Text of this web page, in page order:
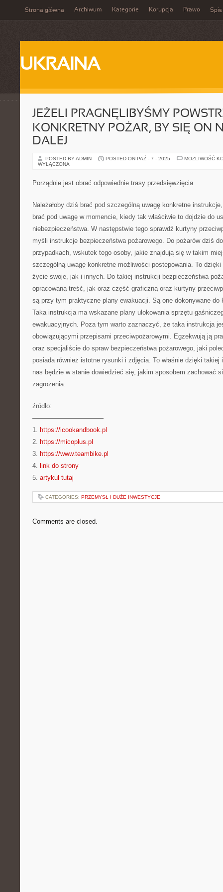
Strona główna Archiwum Kategorie Korupcja Prawo Spis
UKRAINA
JEŻELI PRAGNĘLIBYŚMY
KONKRETNY POŻAR, BY SIĘ ON
DALEJ
POSTED BY ADMIN POSTED ON PAŹ - 7 - 2025
MOŻLIWOŚĆ
WYŁĄCZONA
Porządnie jest obrać odpowiednie trasy przedsięwzięcia
Należałoby dziś brać pod szczególną uwagę konkretne
brać pod uwagę w momencie, kiedy tak właściwie to dojdzie do
niebezpieczeństwa. W następstwie tego sprawdź kurtyny
myśli instrukcje bezpieczeństwa pożarowego. Do pożarów dziś
przypadkach, wskutek tego osoby, jakie znajdują się w takim
szczególną uwagę konkretne możliwości postępowania. To
życie swoje, jak i innych. Do takiej instrukcji bezpieczeństwa
opracowaną treść, jak oraz część graficzną oraz kurtyny
są przy tym praktyczne plany ewakuacji. Są one dokonywane do
Taka instrukcja ma wskazane plany ulokowania sprzętu
ewakuacyjnych. Poza tym warto zaznaczyć, że taka instrukcja
obowiązującymi przepisami przeciwpożarowymi. Egzekwują ją
oraz specjaliście do spraw bezpieczeństwa pożarowego, jaki
posiada również istotne rysunki i zdjęcia. To właśnie dzięki
nas będzie w stanie dowiedzieć się, jakim sposobem zachować
zagrożenia.
źródło:
———————————
1. https://icookandbook.pl
2. https://micoplus.pl
3. https://www.teambike.pl
4. link do strony
5. artykuł tutaj
CATEGORIES: PRZEMYSŁ I DUŻE INWESTYCJE
Comments are closed.